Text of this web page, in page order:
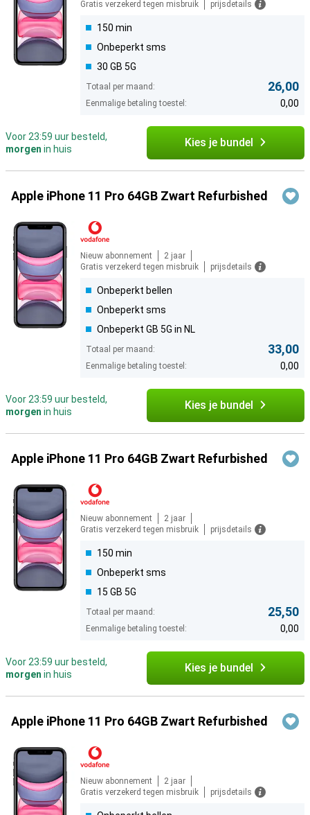
Gratis verzekerd tegen misbruik
prijsdetails
150 min
Onbeperkt sms
30 GB 5G
Totaal per maand: 26,00
Eenmalige betaling toestel: 0,00
Voor 23:59 uur besteld,
morgen in huis Kies je bundel
Apple iPhone 11 Pro 64GB Zwart Refurbished
Nieuw abonnement
2 jaar
Gratis verzekerd tegen misbruik
prijsdetails
Onbeperkt bellen
Onbeperkt sms
Onbeperkt GB 5G in NL
Totaal per maand: 33,00
Eenmalige betaling toestel: 0,00
Voor 23:59 uur besteld,
morgen in huis Kies je bundel
Apple iPhone 11 Pro 64GB Zwart Refurbished
Nieuw abonnement
2 jaar
Gratis verzekerd tegen misbruik
prijsdetails
150 min
Onbeperkt sms
15 GB 5G
Totaal per maand: 25,50
Eenmalige betaling toestel: 0,00
Voor 23:59 uur besteld,
morgen in huis Kies je bundel
Apple iPhone 11 Pro 64GB Zwart Refurbished
Nieuw abonnement
2 jaar
Gratis verzekerd tegen misbruik
prijsdetails